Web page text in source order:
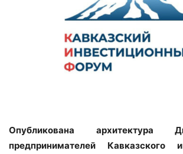
Опубликована архитектура
предпринимателей Кавказского